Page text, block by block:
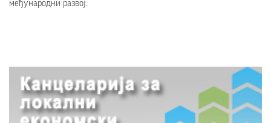
међународни развој.